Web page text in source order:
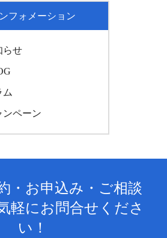
フォメーション
らせ
ム
ンペーン
・お申込み・ご相談
軽にお問合せくださ
い！